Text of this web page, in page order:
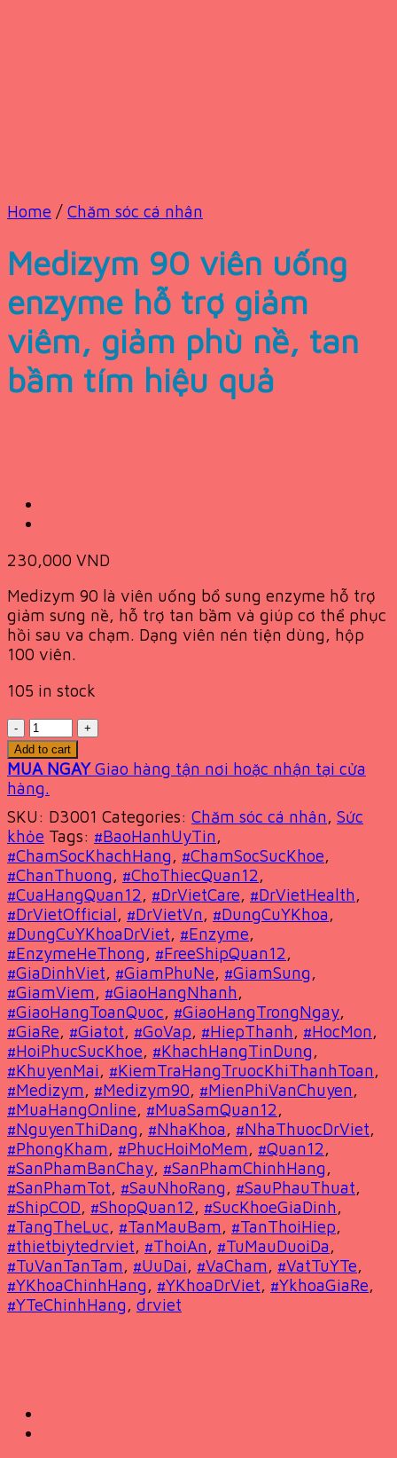
Home / Chăm sóc cá nhân
Medizym 90 viên uống
enzyme hỗ trợ giảm
viêm, giảm phù nề, tan
bầm tím hiệu quả
230,000 VND
Medizym 90 là viên uống bổ sung enzyme hỗ trợ
giảm sưng nề, hỗ trợ tan bầm và giúp cơ thể phục
hồi sau va chạm. Dạng viên nén tiện dùng, hộp
100 viên.
105 in stock
Quantity
Add to cart
MUA NGAY Giao hàng tận nơi hoặc nhận tại cửa
hàng.
SKU: D3001 Categories: Chăm sóc cá nhân, Sức
khỏe Tags: #BaoHanhUyTin,
#ChamSocKhachHang, #ChamSocSucKhoe,
#ChanThuong, #ChoThiecQuan12,
#CuaHangQuan12, #DrVietCare, #DrVietHealth,
#DrVietOfficial, #DrVietVn, #DungCuYKhoa,
#DungCuYKhoaDrViet, #Enzyme,
#EnzymeHeThong, #FreeShipQuan12,
#GiaDinhViet, #GiamPhuNe, #GiamSung,
#GiamViem, #GiaoHangNhanh,
#GiaoHangToanQuoc, #GiaoHangTrongNgay,
#GiaRe, #Giatot, #GoVap, #HiepThanh, #HocMon,
#HoiPhucSucKhoe, #KhachHangTinDung,
#KhuyenMai, #KiemTraHangTruocKhiThanhToan,
#Medizym, #Medizym90, #MienPhiVanChuyen,
#MuaHangOnline, #MuaSamQuan12,
#NguyenThiDang, #NhaKhoa, #NhaThuocDrViet,
#PhongKham, #PhucHoiMoMem, #Quan12,
#SanPhamBanChay, #SanPhamChinhHang,
#SanPhamTot, #SauNhoRang, #SauPhauThuat,
#ShipCOD, #ShopQuan12, #SucKhoeGiaDinh,
#TangTheLuc, #TanMauBam, #TanThoiHiep,
#thietbiytedrviet, #ThoiAn, #TuMauDuoiDa,
#TuVanTanTam, #UuDai, #VaCham, #VatTuYTe,
#YKhoaChinhHang, #YKhoaDrViet, #YkhoaGiaRe,
#YTeChinhHang, drviet